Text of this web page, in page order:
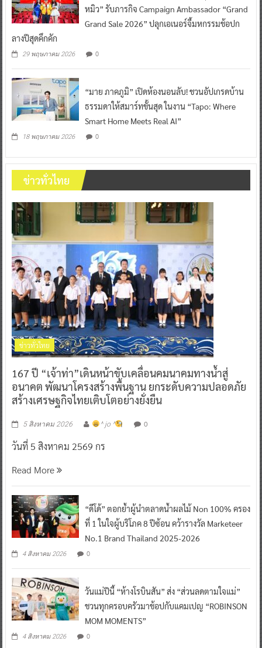
หมิว” รับภารกิจ Campaign Ambassador “Grand
Grand Sale 2026” ปลุกเอเนอร์จี้มหกรรมช้อปก
ลางปีสุดคึกคัก
29 พฤษภาคม 2026 0
“มาย ภาคภูมิ” เปิดห้องนอนลับ! ชวนอัปเกรดบ้าน
ธรรมดาให้สมาร์ทขั้นสุด ในงาน “Tapo: Where
Smart Home Meets Real AI”
18 พฤษภาคม 2026 0
ข่าวทั่วไทย
ข่าวทั่วไทย
167 ปี “เจ้าท่า”เดินหน้าขับเคลื่อนคมนาคมทางน้ำสู่
อนาคต พัฒนาโครงสร้างพื้นฐาน ยกระดับความปลอดภัย
สร้างเศรษฐกิจไทยเติบโตอย่างยั่งยืน
5 สิงหาคม 2026 ^ jo ^ 0
วันที่ 5 สิงหาคม 2569 กร
Read More
“ดีโด้” ตอกย้ำผู้นำตลาดน้ำผลไม้ Non 100% ครอง
ที่ 1 ในใจผู้บริโภค 8 ปีซ้อน คว้ารางวัล Marketeer
No.1 Brand Thailand 2025-2026
4 สิงหาคม 2026 0
วันแม่ปีนี้ “ห้างโรบินสัน” ส่ง “ส่วนลดตามใจแม่”
ชวนทุกครอบครัวมาช้อปกับแคมเปญ “ROBINSON
MOM MOMENTS”
4 สิงหาคม 2026 0